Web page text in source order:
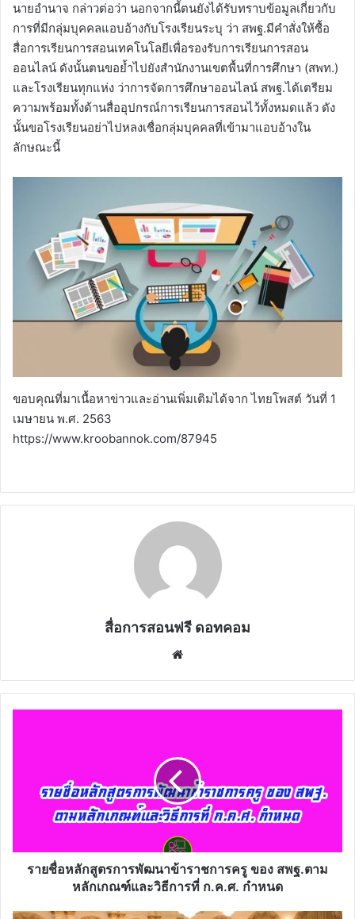
นายอำนาจ กล่าวต่อว่า นอกจากนี้ตนยังได้รับทราบข้อมูลเกี่ยวกับ
การที่มีกลุ่มบุคคลแอบอ้างกับโรงเรียนระบุ ว่า สพฐ.มีคำสั่งให้ซื้อ
สื่อการเรียนการสอนเทคโนโลยีเพื่อรองรับการเรียนการสอน
ออนไลน์ ดังนั้นตนขอย้ำไปยังสำนักงานเขตพื้นที่การศึกษา (สพท.)
และโรงเรียนทุกแห่ง ว่าการจัดการศึกษาออนไลน์ สพฐ.ได้เตรียม
ความพร้อมทั้งด้านสื่ออุปกรณ์การเรียนการสอนไว้ทั้งหมดแล้ว ดัง
นั้นขอโรงเรียนอย่าไปหลงเชื่อกลุ่มบุคคลที่เข้ามาแอบอ้างใน
ลักษณะนี้
ขอบคุณที่มาเนื้อหาข่าวและอ่านเพิ่มเติมได้จาก ไทยโพสต์ วันที่ 1
เมษายน พ.ศ. 2563
https://www.kroobannok.com/87945
สื่อการสอนฟรี ดอทคอม
ข้าราชการ
สพฐ.ตาม
หลักรายชื่อหลักสูตรการพัฒนาข้าราชการครู ของ สพฐ.ตาม
หลักเกณฑ์และวิธีการที่ ก.ค.ศ. กำหนด